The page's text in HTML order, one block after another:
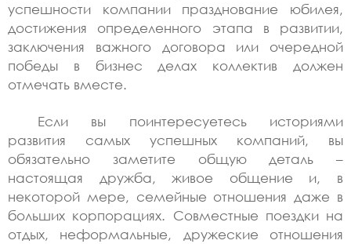
успешности компании празднование юбилея,
достижения определенного этапа в развитии,
заключения важного договора или очередной
победы в бизнес делах коллектив должен
отмечать вместе.
Если вы поинтересуетесь историями
развития самых успешных компаний, вы
обязательно заметите общую деталь –
настоящая дружба, живое общение и, в
некоторой мере, семейные отношения даже в
больших корпорациях. Совместные поездки на
отдых, неформальные, дружеские отношения